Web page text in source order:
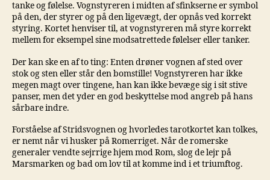
tanke og følelse. Vognstyreren i midten af sfinkserne er symbol
på den, der styrer og på den ligevægt, der opnås ved korrekt
styring. Kortet henviser til, at vognstyreren må styre korrekt
mellem for eksempel sine modsatrettede følelser eller tanker.
Der kan ske en af to ting: Enten drøner vognen af sted over
stok og sten eller står den bomstille! Vognstyreren har ikke
megen magt over tingene, han kan ikke bevæge sig i sit stive
panser, men det yder en god beskyttelse mod angreb på hans
sårbare indre.
Forståelse af Stridsvognen og hvorledes tarotkortet kan tolkes,
er nemt når vi husker på Romerriget. Når de romerske
generaler vendte sejrrige hjem mod Rom, slog de lejr på
Marsmarken og bad om lov til at komme ind i et triumftog.